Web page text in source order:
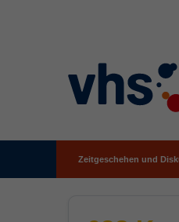
Zum Hauptinhalt springen
Zeitgeschehen und